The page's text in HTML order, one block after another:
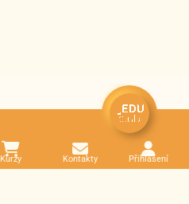
Kurzy Kontakty Přihlášení